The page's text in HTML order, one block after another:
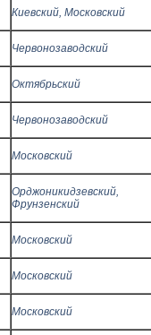
Киевский, Московский
Червонозаводский
Октябрьский
Червонозаводский
Московский
Орджоникидзевский,
Фрунзенский
Московский
Московский
Московский